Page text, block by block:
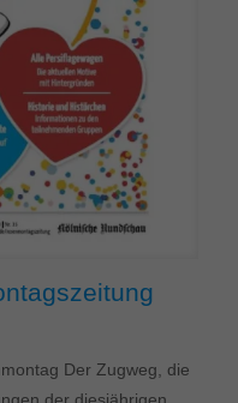
Der Zugweg, die